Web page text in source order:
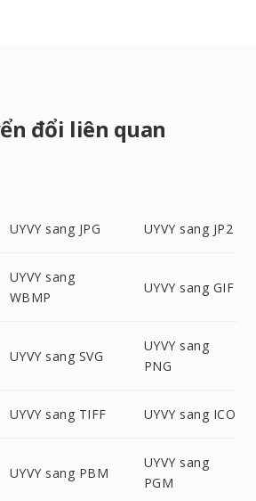
đổi liên quan
UYVY sang JPG UYVY sang JP2
UYVY sang
WBMP
UYVY sang GIF
UYVY sang SVG
UYVY sang
PNG
UYVY sang TIFF UYVY sang ICO
UYVY sang PBM
UYVY sang
PGM